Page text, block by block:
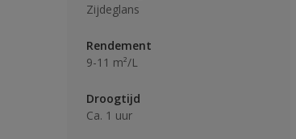
Zijdeglans
Rendement
9-11 m²/L
Droogtijd
Ca. 1 uur